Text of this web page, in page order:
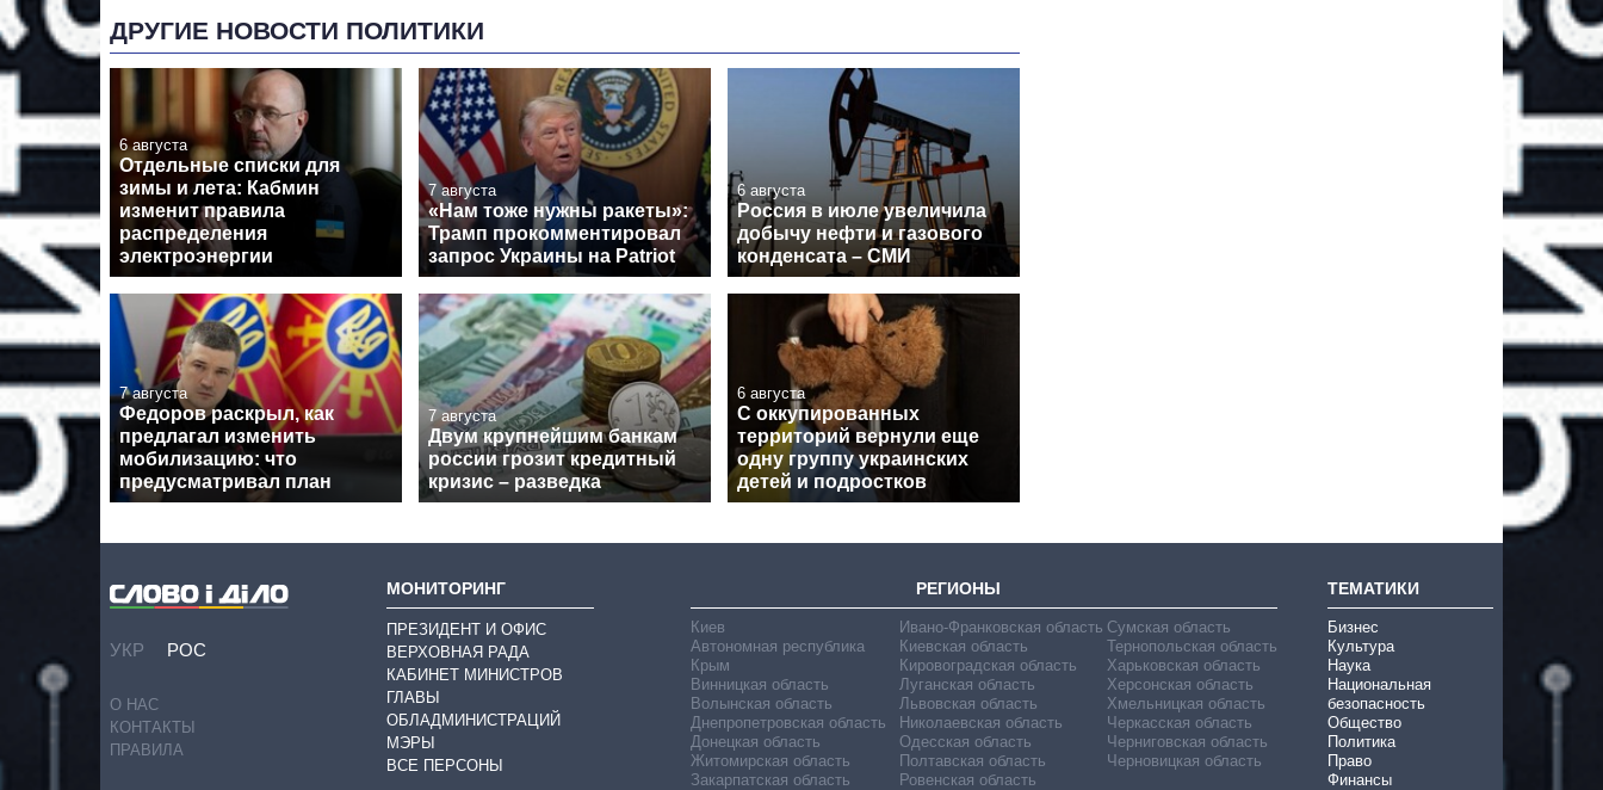
ДРУГИЕ НОВОСТИ ПОЛИТИКИ
6 августа
Отдельные списки для
зимы и лета: Кабмин
изменит правила
распределения
электроэнергии
7 августа
«Нам тоже нужны ракеты»:
Трамп прокомментировал
запрос Украины на Patriot
6 августа
Россия в июле увеличила
добычу нефти и газового
конденсата – СМИ
7 августа
Федоров раскрыл, как
предлагал изменить
мобилизацию: что
предусматривал план
7 августа
Двум крупнейшим банкам
россии грозит кредитный
кризис – разведка
6 августа
С оккупированных
территорий вернули еще
одну группу украинских
детей и подростков
УКР РОС
О НАС
КОНТАКТЫ
ПРАВИЛА
МОНИТОРИНГ
ПРЕЗИДЕНТ И ОФИС
ВЕРХОВНАЯ РАДА
КАБИНЕТ МИНИСТРОВ
ГЛАВЫ
ОБЛАДМИНИСТРАЦИЙ
МЭРЫ
ВСЕ ПЕРСОНЫ
РЕГИОНЫ
Киев
Автономная республика
Крым
Винницкая область
Волынская область
Днепропетровская область
Донецкая область
Житомирская область
Закарпатская область
Ивано-Франковская область
Киевская область
Кировоградская область
Луганская область
Львовская область
Николаевская область
Одесская область
Полтавская область
Ровенская область
Сумская область
Тернопольская область
Харьковская область
Херсонская область
Хмельницкая область
Черкасская область
Черниговская область
Черновицкая область
ТЕМАТИКИ
Бизнес
Культура
Наука
Национальная
безопасность
Общество
Политика
Право
Финансы